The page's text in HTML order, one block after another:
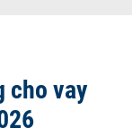
cho vay